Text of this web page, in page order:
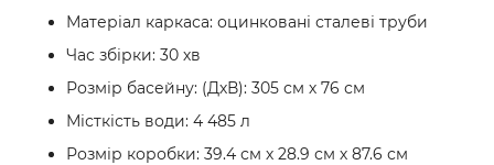
Матеріал каркаса: оцинковані сталеві труби
Час збірки: 30 хв
Розмір басейну: (ДхВ): 305 см х 76 см
Місткість води: 4 485 л
Розмір коробки: 39.4 см х 28.9 см х 87.6 см